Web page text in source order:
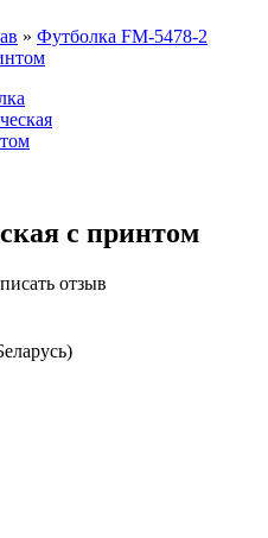
» Футболка FM-5478-2
с принтом
отзыв